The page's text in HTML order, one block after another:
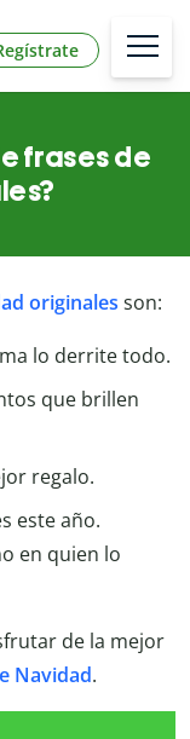
frases de
originales son:
lo derrite todo.
que brillen
regalo.
este año.
en quien lo
de la mejor
Navidad.